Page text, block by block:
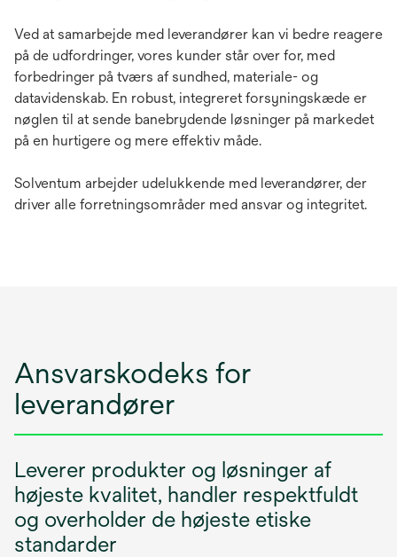
Ved at samarbejde med leverandører kan vi bedre reagere
på de udfordringer, vores kunder står over for, med
forbedringer på tværs af sundhed, materiale- og
datavidenskab. En robust, integreret forsyningskæde er
nøglen til at sende banebrydende løsninger på markedet
på en hurtigere og mere effektiv måde.
Solventum arbejder udelukkende med leverandører, der
driver alle forretningsområder med ansvar og integritet.
Ansvarskodeks for
leverandører
Leverer produkter og løsninger af
højeste kvalitet, handler respektfuldt
og overholder de højeste etiske
standarder